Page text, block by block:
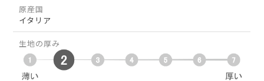
原産国
イタリア
生地の厚み